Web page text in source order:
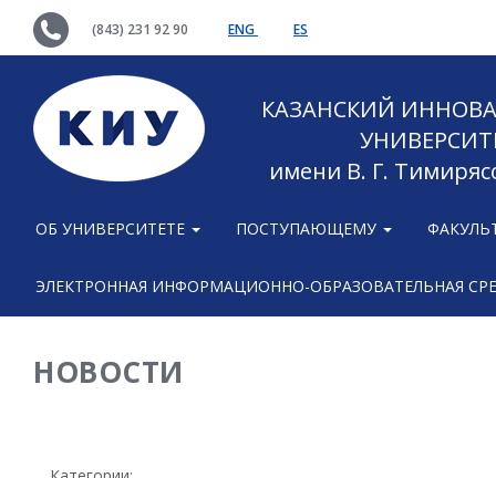
(843) 231 92 90 ENG ES
КАЗАНСКИЙ
имени В. Г.
ОБ УНИВЕРСИТЕТЕ ПОСТУПАЮЩЕМУ
ЭЛЕКТРОННАЯ ИНФОРМАЦИОННО-ОБРАЗОВАТЕЛЬНАЯ
НОВОСТИ